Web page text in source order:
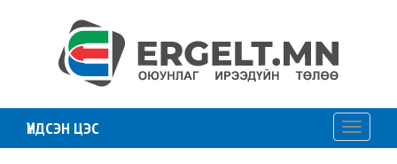
ҮНДСЭН ЦЭС
Toggle